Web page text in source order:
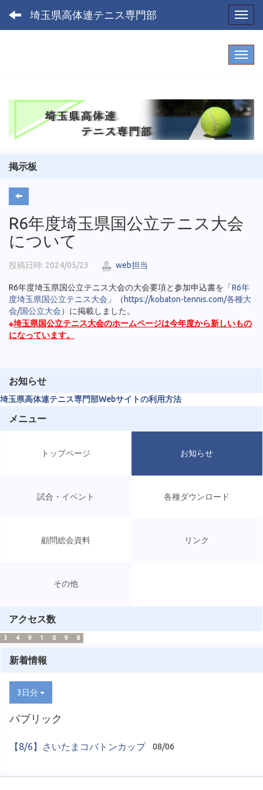
埼玉県高体連テニス専門部
掲示板
R6年度埼玉県国公立テニス大会
について
投稿日時: 2024/05/23 web担当
R6年度埼玉県国公立テニス大会の大会要項と参加申込書を「R6年
度埼玉県国公立テニス大会 」（ https://kobaton-tennis.com/各種大
会/国公立大会）に掲載しました。
※埼玉県国公立テニス大会のホームページは今年度から新しいもの
になっています。
お知らせ
埼玉県高体連テニス専門部Webサイトの利用方法
メニュー
トップページ お知らせ
試合・イベント 各種ダウンロード
顧問総会資料 リンク
その他
アクセス数
3 4 9 1 0 9 8
新着情報
3日分
パブリック
【8/6】さいたまコバトンカップ 08/06